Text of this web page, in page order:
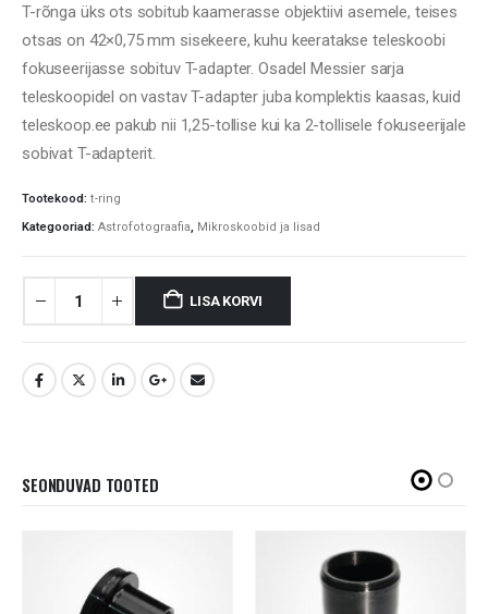
T-rõnga üks ots sobitub kaamerasse objektiivi asemele, teises
otsas on 42×0,75 mm sisekeere, kuhu keeratakse teleskoobi
fokuseerijasse sobituv T-adapter. Osadel Messier sarja
teleskoopidel on vastav T-adapter juba komplektis kaasas, kuid
teleskoop.ee pakub nii 1,25-tollise kui ka 2-tollisele fokuseerijale
sobivat T-adapterit.
Tootekood: t-ring
Kategooriad: Astrofotograafia, Mikroskoobid ja lisad
LISA KORVI
SEONDUVAD TOOTED